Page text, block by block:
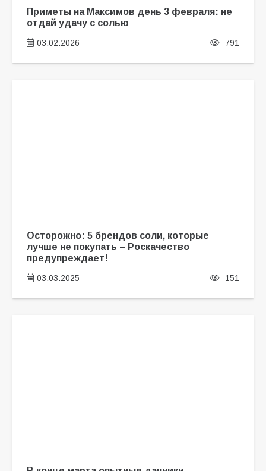
Приметы на Максимов день 3 февраля: не
отдай удачу с солью
03.02.2026 791
Осторожно: 5 брендов соли, которые
лучше не покупать – Роскачество
предупреждает!
03.03.2025 151